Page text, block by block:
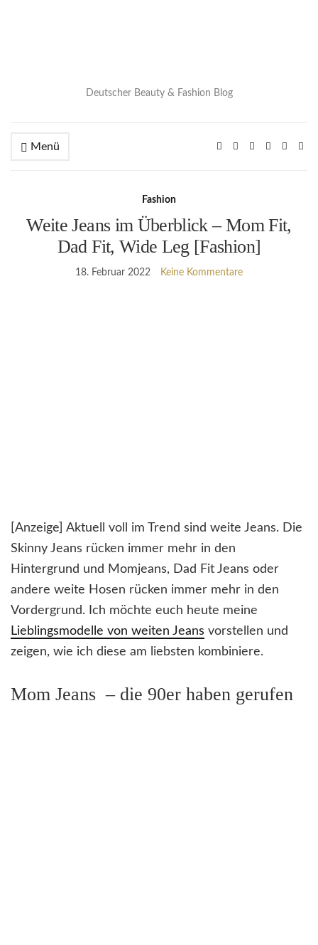
Deutscher Beauty & Fashion Blog
Menü
Fashion
Weite Jeans im Überblick – Mom Fit,
Dad Fit, Wide Leg [Fashion]
18. Februar 2022 Keine Kommentare
[Anzeige] Aktuell voll im Trend sind weite Jeans. Die
Skinny Jeans rücken immer mehr in den
Hintergrund und Momjeans, Dad Fit Jeans oder
andere weite Hosen rücken immer mehr in den
Vordergrund. Ich möchte euch heute meine
Lieblingsmodelle von weiten Jeans vorstellen und
zeigen, wie ich diese am liebsten kombiniere.
Mom Jeans – die 90er haben gerufen